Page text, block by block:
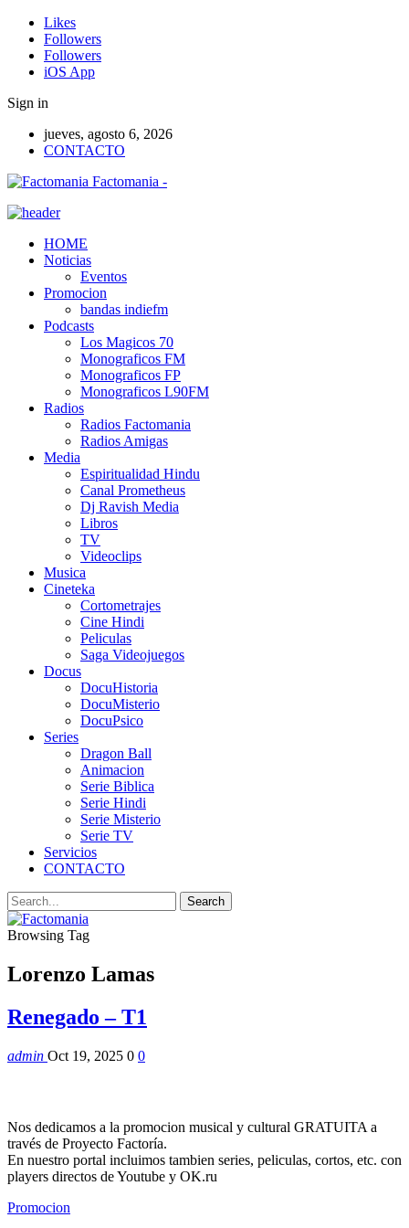
Likes
Followers
Followers
iOS App
Sign in
jueves, agosto 6, 2026
CONTACTO
Factomania -
HOME
Noticias
Eventos
Promocion
bandas indiefm
Podcasts
Los Magicos 70
Monograficos FM
Monograficos FP
Monograficos L90FM
Radios
Radios Factomania
Radios Amigas
Media
Espiritualidad Hindu
Canal Prometheus
Dj Ravish Media
Libros
TV
Videoclips
Musica
Cineteka
Cortometrajes
Cine Hindi
Peliculas
Saga Videojuegos
Docus
DocuHistoria
DocuMisterio
DocuPsico
Series
Dragon Ball
Animacion
Serie Biblica
Serie Hindi
Serie Misterio
Serie TV
Servicios
CONTACTO
Browsing Tag
Lorenzo Lamas
Renegado – T1
admin Oct 19, 2025 0 0
Nos dedicamos a la promocion musical y cultural GRATUITA a
través de Proyecto Factoría.
En nuestro portal incluimos tambien series, peliculas, cortos, etc. con
players directos de Youtube y OK.ru
Promocion